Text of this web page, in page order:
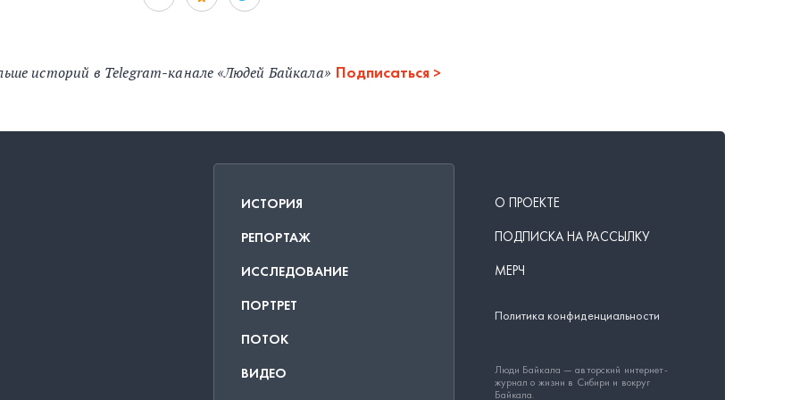
историй в Telegram-канале «Людей Байкала» Подписаться
ИСТОРИЯ
РЕПОРТАЖ
ИССЛЕДОВАНИЕ
ПОРТРЕТ
ПОТОК
ВИДЕО
О ПРОЕКТЕ
ПОДПИСКА НА РАССЫЛКУ
МЕРЧ
Политика конфиденциальности
Люди Байкала — авторский интернет-
журнал о жизни в Сибири и вокруг
Байкала.